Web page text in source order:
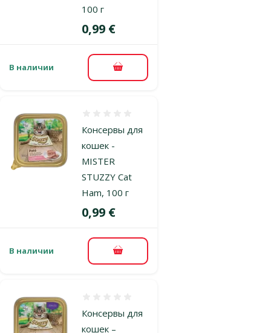
100 г
Цена
0,99 €
В наличии В корзину
Консервы для
кошек -
MISTER
STUZZY Cat
Ham, 100 г
Цена
0,99 €
В наличии В корзину
Консервы для
кошек –